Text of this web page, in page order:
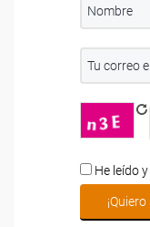
He leído y